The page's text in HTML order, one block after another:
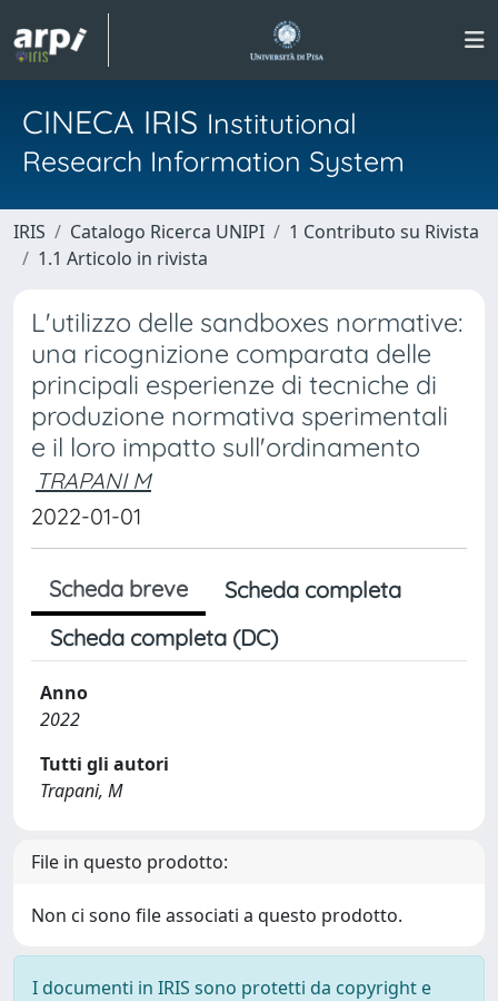
CINECA IRIS Institutional
Research Information System
IRIS Catalogo Ricerca UNIPI
1 Contributo su Rivista
1.1 Articolo in rivista
L'utilizzo delle sandboxes normative:
una ricognizione comparata delle
principali esperienze di tecniche di
produzione normativa sperimentali
e il loro impatto sull'ordinamento
TRAPANI M
2022-01-01
Scheda breve
Scheda completa
Scheda completa (DC)
Anno
2022
Tutti gli autori
Trapani, M
File in questo prodotto:
Non ci sono file associati a questo prodotto.
I documenti in IRIS sono protetti da copyright e